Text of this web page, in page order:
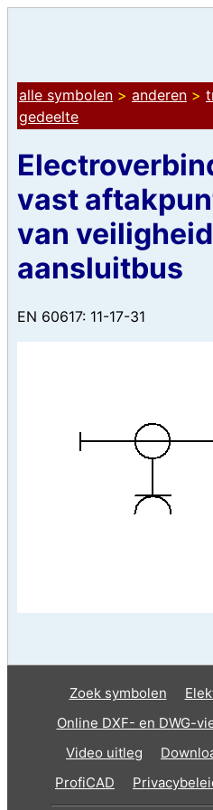
alle symbolen > anderen >
gedeelte
vast
van
aansluitbus
EN 60617: 11-17-31
Zoek symbolen
Online DXF- en DWG-
Video uitleg
ProfiCAD